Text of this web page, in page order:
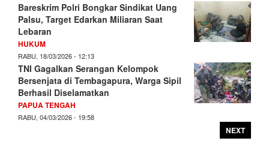
Bareskrim Polri Bongkar Sindikat Uang
Palsu, Target Edarkan Miliaran Saat
Lebaran
HUKUM
RABU, 18/03/2026 - 12:13
TNI Gagalkan Serangan Kelompok
Bersenjata di Tembagapura, Warga Sipil
Berhasil Diselamatkan
PAPUA TENGAH
RABU, 04/03/2026 - 19:58
NEXT